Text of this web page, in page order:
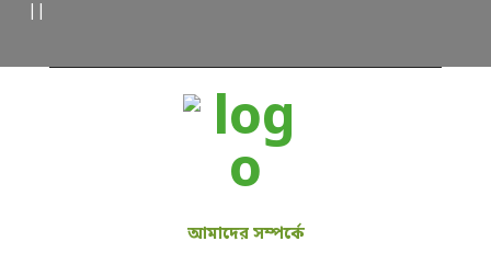
আমাদের সম্পর্কে